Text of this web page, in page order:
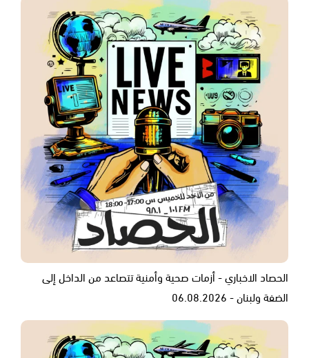
الحصاد الاخباري - أزمات صحية وأمنية تتصاعد من الداخل إلى
الضفة ولبنان - 06.08.2026